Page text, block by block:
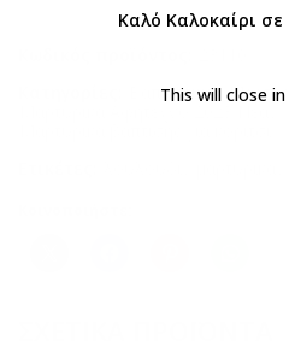
Βαπτιστικά,
Καλό Καλοκαίρι σε
This will close in